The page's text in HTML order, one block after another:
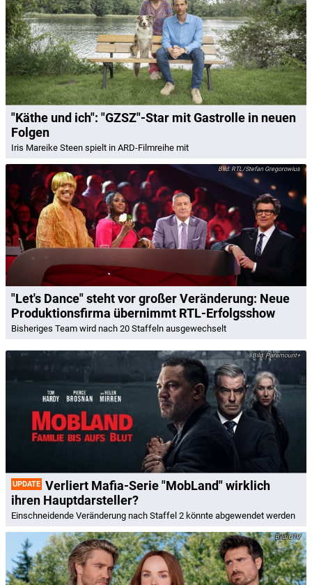
"Käthe und ich": "GZSZ"-Star mit Gastrolle in neuen
Folgen
Iris Mareike Steen spielt in ARD-Filmreihe mit
RTL/Stefan Gregorowius
"Let's Dance" steht vor großer Veränderung: Neue
Produktionsfirma übernimmt RTL-Erfolgsshow
Bisheriges Team wird nach 20 Staffeln ausgewechselt
Paramount+
UPDATE Verliert Mafia-Serie "MobLand" wirklich
ihren Hauptdarsteller?
Einschneidende Veränderung nach Staffel 2 könnte abgewendet werden
CTV